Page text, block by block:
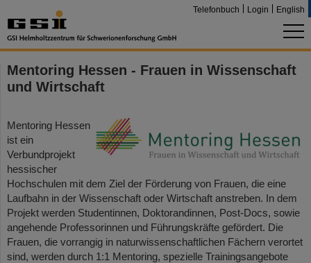
Telefonbuch Login English
Mentoring Hessen - Frauen in Wissenschaft
und Wirtschaft
Mentoring Hessen
ist ein
Verbundprojekt
hessischer
Hochschulen mit dem Ziel der Förderung von Frauen, die eine
Laufbahn in der Wissenschaft oder Wirtschaft anstreben. In dem
Projekt werden Studentinnen, Doktorandinnen, Post-Docs, sowie
angehende Professorinnen und Führungskräfte gefördert. Die
Frauen, die vorrangig in naturwissenschaftlichen Fächern verortet
sind, werden durch 1:1 Mentoring, spezielle Trainingsangebote